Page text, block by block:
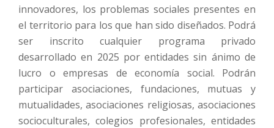
innovadores, los problemas sociales presentes en
el territorio para los que han sido diseñados. Podrá
ser inscrito cualquier programa privado
desarrollado en 2025 por entidades sin ánimo de
lucro o empresas de economía social. Podrán
participar asociaciones, fundaciones, mutuas y
mutualidades, asociaciones religiosas, asociaciones
socioculturales, colegios profesionales, entidades